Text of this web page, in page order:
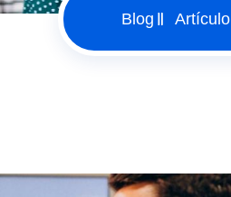
Blog Artículo